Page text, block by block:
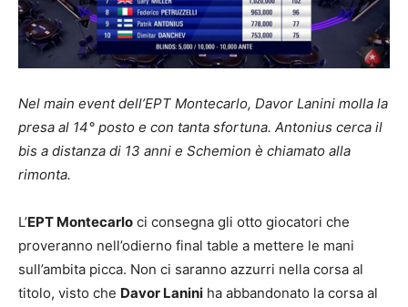
Nel main event dell’EPT Montecarlo, Davor Lanini molla la
presa al 14° posto e con tanta sfortuna. Antonius cerca il
bis a distanza di 13 anni e Schemion è chiamato alla
rimonta.
L’EPT Montecarlo ci consegna gli otto giocatori che
proveranno nell’odierno final table a mettere le mani
sull’ambita picca. Non ci saranno azzurri nella corsa al
titolo, visto che Davor Lanini ha abbandonato la corsa al